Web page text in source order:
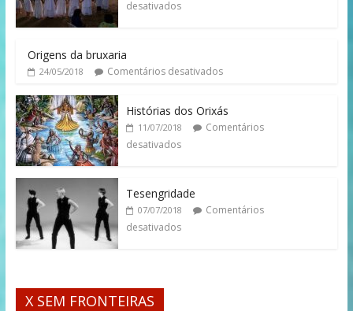
desativados
Origens da bruxaria
24/05/2018 Comentários desativados
Histórias dos Orixás
11/07/2018
Comentários
desativados
Tesengridade
07/07/2018
Comentários
desativados
X SEM FRONTEIRAS